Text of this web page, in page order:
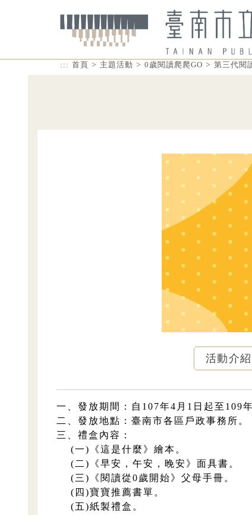
::: 首頁 > 主題活動 > 0歲閱讀爬爬GO > 第三代閱
活動介紹
一、發放期間：自107年4月1日起至109
二、發放地點：臺南市各區戶政事務所。
三、禮盒內容：
(一)《這是什麼》繪本。
(二)《早安，午安，晚安》面具書。
(三)《閱讀從0歲開始》父母手冊。
(四)寶寶推薦書單。
(五)紙製禮盒。